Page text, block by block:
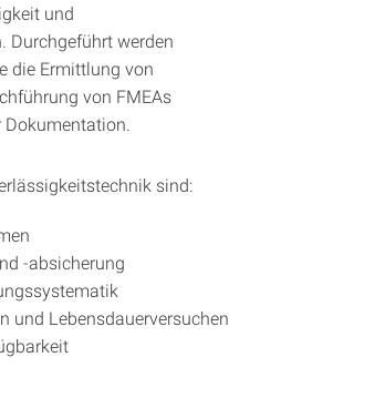
und
Durchgeführt werden
die Ermittlung von
von FMEAs
sind:
-absicherung
und Lebensdauerversuchen